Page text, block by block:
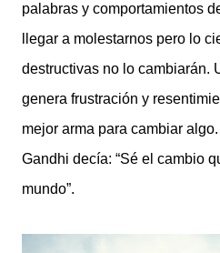
palabras y comportamientos
llegar a molestarnos pero lo
destructivas no lo cambiarán.
genera frustración y
mejor arma para cambiar
Gandhi decía: “Sé el cambio
mundo”.